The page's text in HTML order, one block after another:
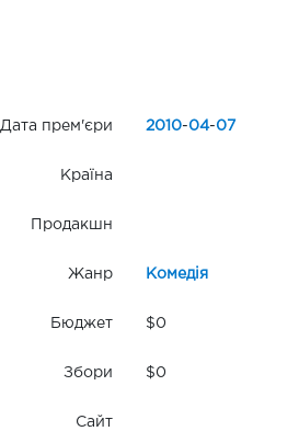
Дата прем'єри 2010-04-07
Країна
Продакшн
Жанр Комедія
Бюджет $0
Збори $0
Сайт